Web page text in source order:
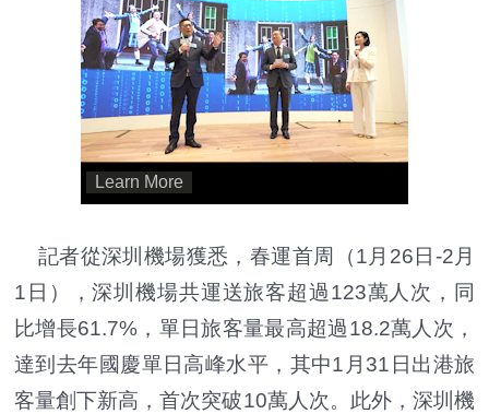
記者從深圳機場獲悉，春運首周（1月26日-2月
1日），深圳機場共運送旅客超過123萬人次，同
比增長61.7%，單日旅客量最高超過18.2萬人次，
達到去年國慶單日高峰水平，其中1月31日出港旅
客量創下新高，首次突破10萬人次。此外，深圳機